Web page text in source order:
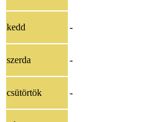
kedd -
szerda -
csütörtök -